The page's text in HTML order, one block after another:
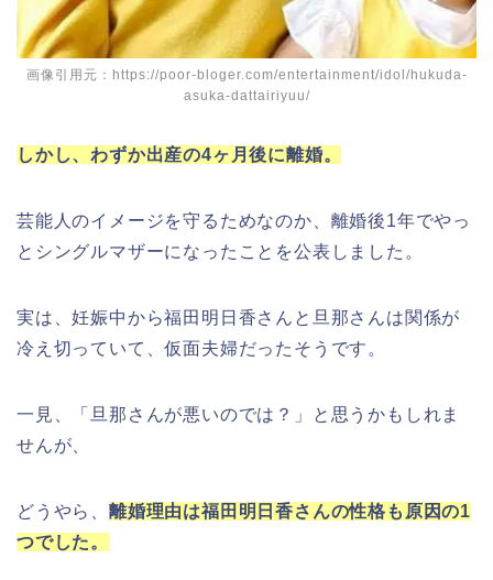
画像引用元：https://poor-bloger.com/entertainment/idol/hukuda-
asuka-dattairiyuu/
しかし、わずか出産の4ヶ月後に離婚。
芸能人のイメージを守るためなのか、離婚後1年でやっ
とシングルマザーになったことを公表しました。
実は、妊娠中から福田明日香さんと旦那さんは関係が
冷え切っていて、仮面夫婦だったそうです。
一見、「旦那さんが悪いのでは？」と思うかもしれま
せんが、
どうやら、 離婚理由は福田明日香さんの性格も原因の1
つでした。